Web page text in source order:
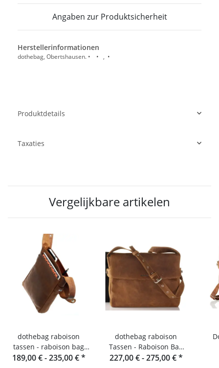
Angaben zur Produktsicherheit
Herstellerinformationen
dothebag, Obertshausen. • • , •
Produktdetails
Taxaties
Vergelijkbare artikelen
dothebag raboison
tassen - raboison bag
upend staand formaat
189,00 € -235,00 €*
dothebag raboison
Tassen - Raboison Bag
Liggend formaat toro
227,00 € -275,00 €*